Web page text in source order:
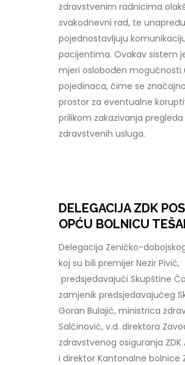
zdravstvenim radnicima
svakodnevni rad, te
pojednostavljuju
pacijentima. Ovakav sistem
mjeri oslobođen mogućnosti
pojedinaca, čime se
prostor za eventualne
prilikom zakazivanja
zdravstvenih usluga.
DELEGACIJA ZDK
OPĆU BOLNICU
Delegacija Zeničko-
koj su bili premijer Nezir Pivić,
predsjedavajući Skupštine
zamjenik predsjedavajućeg
Goran Bulajić, ministrica
Salčinović, v.d. direktora
zdravstvenog osiguranja ZDK
i direktor Kantonalne bolnice